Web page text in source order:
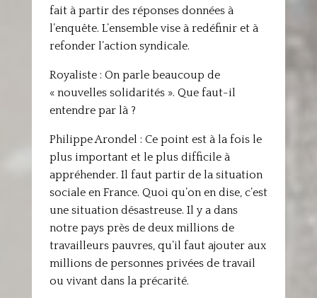
fait à partir des réponses données à
l’enquête. L’ensemble vise à redéfinir et à
refonder l’action syndicale.
Royaliste : On parle beaucoup de
« nouvelles solidarités ». Que faut-il
entendre par là ?
Philippe Arondel : Ce point est à la fois le
plus important et le plus difficile à
appréhender. Il faut partir de la situation
sociale en France. Quoi qu’on en dise, c’est
une situation désastreuse. Il y a dans
notre pays près de deux millions de
travailleurs pauvres, qu’il faut ajouter aux
millions de personnes privées de travail
ou vivant dans la précarité.